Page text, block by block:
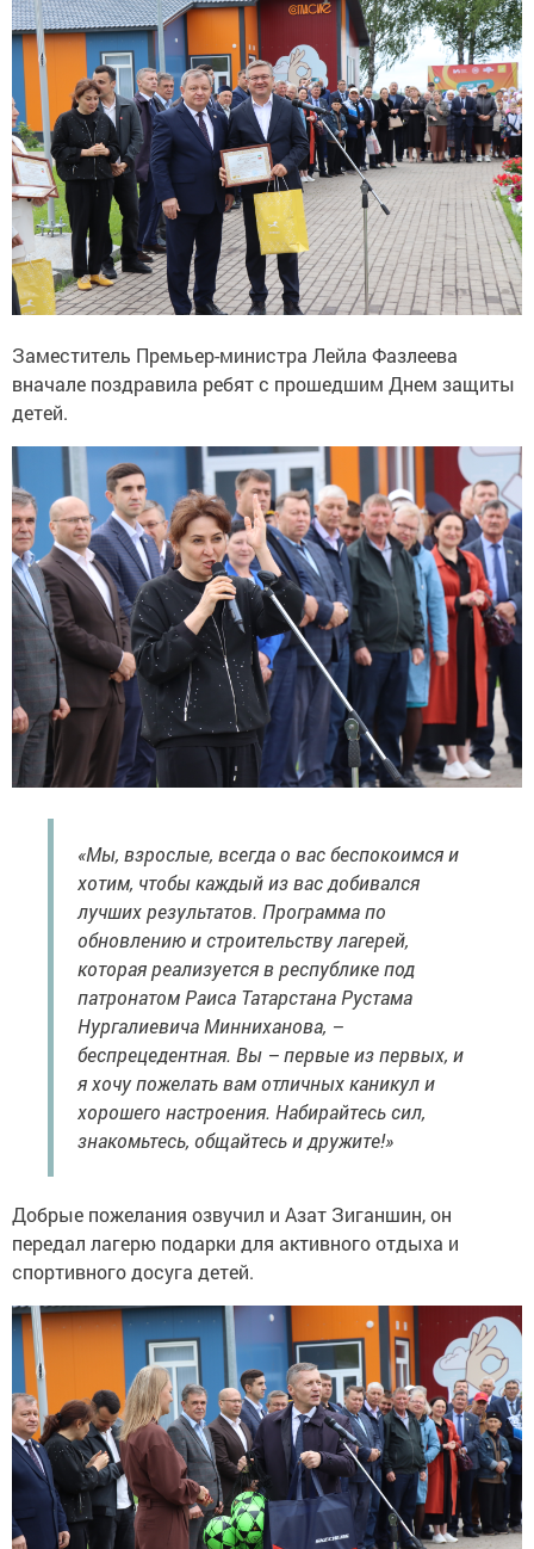
Заместитель Премьер-министра Лейла Фазлеева
вначале поздравила ребят с прошедшим Днем защиты
детей.
«Мы, взрослые, всегда о вас беспокоимся и
хотим, чтобы каждый из вас добивался
лучших результатов. Программа по
обновлению и строительству лагерей,
которая реализуется в республике под
патронатом Раиса Татарстана Рустама
Нургалиевича Минниханова, –
беспрецедентная. Вы – первые из первых, и
я хочу пожелать вам отличных каникул и
хорошего настроения. Набирайтесь сил,
знакомьтесь, общайтесь и дружите!»
Добрые пожелания озвучил и Азат Зиганшин, он
передал лагерю подарки для активного отдыха и
спортивного досуга детей.